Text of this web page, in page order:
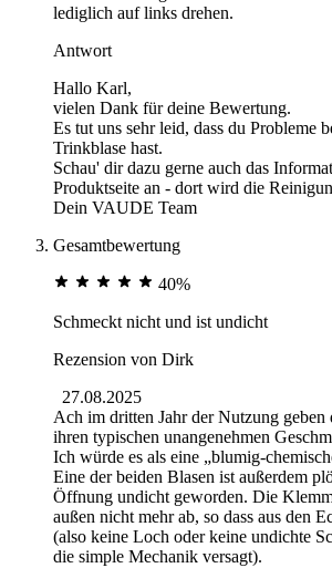
lediglich auf links drehen.
Antwort
Hallo Karl,
vielen Dank für deine Bewertung.
Es tut uns sehr leid, dass du Probleme
Trinkblase hast.
Schau' dir dazu gerne auch das
Produktseite an - dort wird die
Dein VAUDE Team
Gesamtbewertung
40%
Schmeckt nicht und ist undicht
Rezension von Dirk
27.08.2025
Ach im dritten Jahr der Nutzung geben
ihren typischen unangenehmen
Ich würde es als eine „blumig-
Eine der beiden Blasen ist außerdem
Öffnung undicht geworden. Die
außen nicht mehr ab, so dass aus den
(also keine Loch oder keine undichte
die simple Mechanik versagt).